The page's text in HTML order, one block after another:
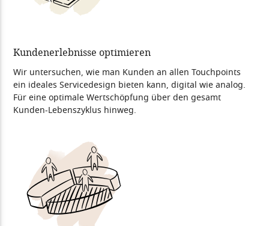
Kundenerlebnisse optimieren
Wir untersuchen, wie man Kunden an allen Touchpoints
ein ideales Servicedesign bieten kann, digital wie analog.
Für eine optimale Wertschöpfung über den gesamt
Kunden-Lebenszyklus hinweg.